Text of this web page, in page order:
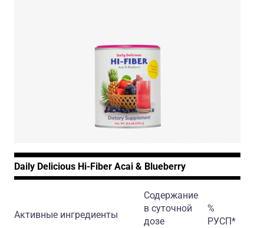
Daily Delicious Hi-Fiber Acai & Blueberry
Активные ингредиенты
Содержание
в суточной
дозе
%
РУСП*